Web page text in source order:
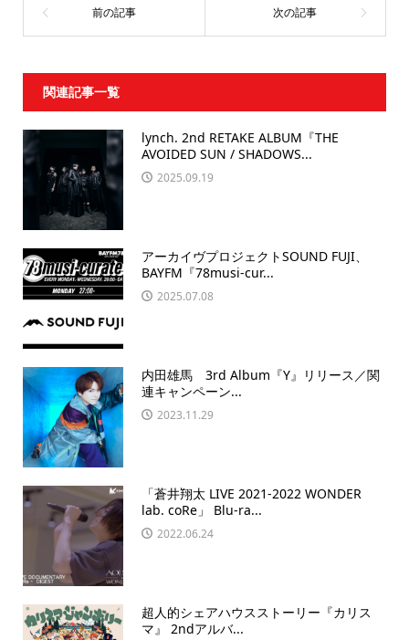
関連記事一覧
lynch. 2nd RETAKE ALBUM『THE
AVOIDED SUN / SHADOWS...
2025.09.19
アーカイヴプロジェクトSOUND FUJI、
BAYFM『78musi-cur...
2025.07.08
内田雄馬 3rd Album『Y』リリース／関
連キャンペーン...
2023.11.29
「蒼井翔太 LIVE 2021-2022 WONDER
lab. coRe」 Blu-ra...
2022.06.24
超人的シェアハウスストーリー『カリス
マ』 2ndアルバ...